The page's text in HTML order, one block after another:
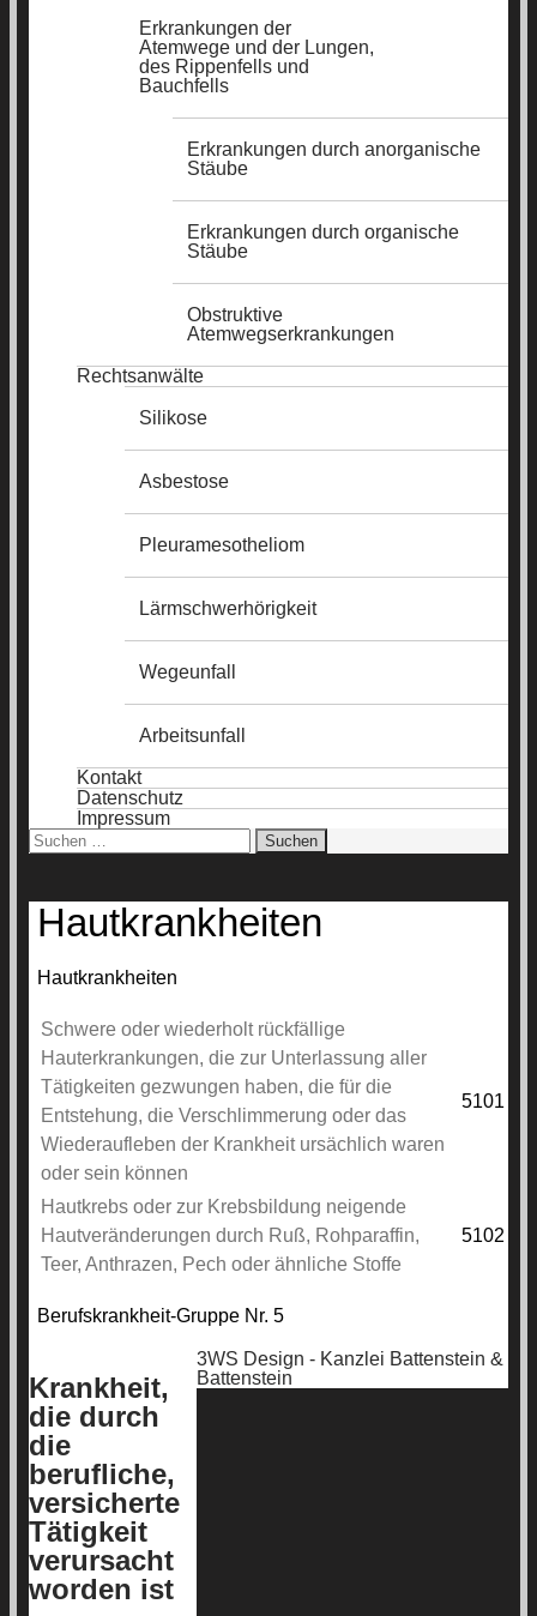
Erkrankungen der
Atemwege und der Lungen,
des Rippenfells und
Bauchfells
Erkrankungen durch anorganische
Stäube
Erkrankungen durch organische
Stäube
Obstruktive
Atemwegserkrankungen
Rechtsanwälte
Silikose
Asbestose
Pleuramesotheliom
Lärmschwerhörigkeit
Wegeunfall
Arbeitsunfall
Kontakt
Datenschutz
Impressum
Suchen
nach:
Hautkrankheiten
Hautkrankheiten
Schwere oder wiederholt rückfällige
Hauterkrankungen, die zur Unterlassung aller
Tätigkeiten gezwungen haben, die für die
Entstehung, die Verschlimmerung oder das
Wiederaufleben der Krankheit ursächlich waren
oder sein können
5101
Hautkrebs oder zur Krebsbildung neigende
Hautveränderungen durch Ruß, Rohparaffin,
Teer, Anthrazen, Pech oder ähnliche Stoffe
5102
Berufskrankheit-Gruppe Nr. 5
Krankheit,
die durch
die
berufliche,
versicherte
Tätigkeit
verursacht
worden ist
3WS Design - Kanzlei Battenstein &
Battenstein